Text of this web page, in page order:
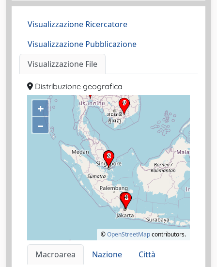
Visualizzazione Ricercatore
Visualizzazione Pubblicazione
Visualizzazione File
Distribuzione geografica
+
–
©OpenStreetMapcontributors.
Macroarea Nazione
Città